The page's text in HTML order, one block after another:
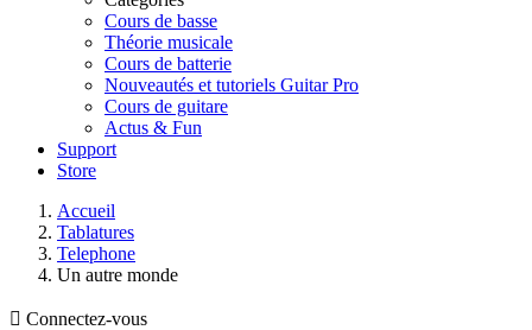
Cours de basse
Théorie musicale
Cours de batterie
Nouveautés et tutoriels Guitar Pro
Cours de guitare
Actus & Fun
Support
Store
Accueil
Tablatures
Telephone
Un autre monde
 Connectez-vous